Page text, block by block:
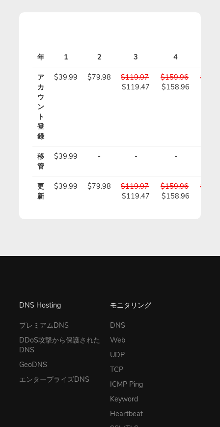
年 1 2 3 4
ア
カ
ウ
ン
ト
登
録
$39.99 $79.98
$119.97
$119.47
$159.96
$158.96
移
管
$39.99 - - -
更
新
$39.99 $79.98
$119.97
$119.47
$159.96
$158.96
DNS Hosting
プレミアムDNS
DDoS攻撃から保護された
DNS
GeoDNS
エンタープライズDNS
モニタリング
DNS
Web
UDP
TCP
ICMP Ping
Keyword
Heartbeat